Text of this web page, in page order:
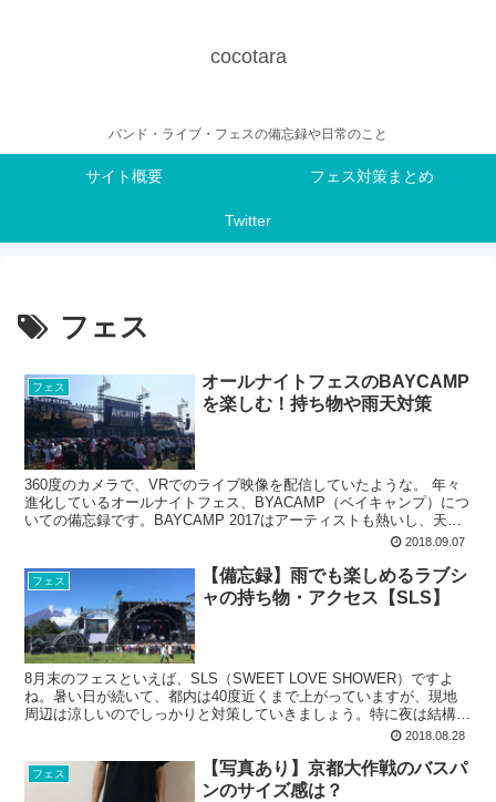
cocotara
バンド・ライブ・フェスの備忘録や日常のこと
サイト概要 フェス対策まとめ
Twitter
フェス
フェス
オールナイトフェスのBAYCAMP
を楽しむ！持ち物や雨天対策
360度のカメラで、VRでのライブ映像を配信していたような。 年々
進化しているオールナイトフェス、BYACAMP（ベイキャンプ）につ
いての備忘録です。BAYCAMP 2017はアーティストも熱いし、天気
2018.09.07
フェス
【備忘録】雨でも楽しめるラブシ
ャの持ち物・アクセス【SLS】
8月末のフェスといえば、SLS（SWEET LOVE SHOWER）ですよ
ね。暑い日が続いて、都内は40度近くまで上がっていますが、現地
周辺は涼しいのでしっかりと対策していきましょう。特に夜は結構冷
2018.08.28
フェス
【写真あり】京都大作戦のバスパ
ンのサイズ感は？